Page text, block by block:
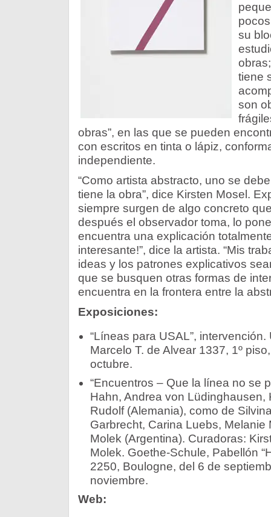
su
tiene
son
obras”, en las que se pueden
con escritos en tinta o lápiz,
independiente.
“Como artista abstracto, uno se
tiene la obra”, dice Kirsten Mosel.
siempre surgen de algo concreto
después el observador toma, lo
encuentra una explicación
interesante!”, dice la artista. “Mis
ideas y los patrones explicativos
que se busquen otras formas de
encuentra en la frontera entre la
Exposiciones:
“Líneas para USAL”,
Marcelo T. de Alvear 1337, 1º
octubre.
“Encuentros – Que la línea no se
Hahn, Andrea von Lüdinghausen,
Rudolf (Alemania), como de
Garbrecht, Carina Luebs, Melanie
Molek (Argentina). Curadoras:
Molek. Goethe-Schule, Pabellón
2250, Boulogne, del 6 de
noviembre.
Web: